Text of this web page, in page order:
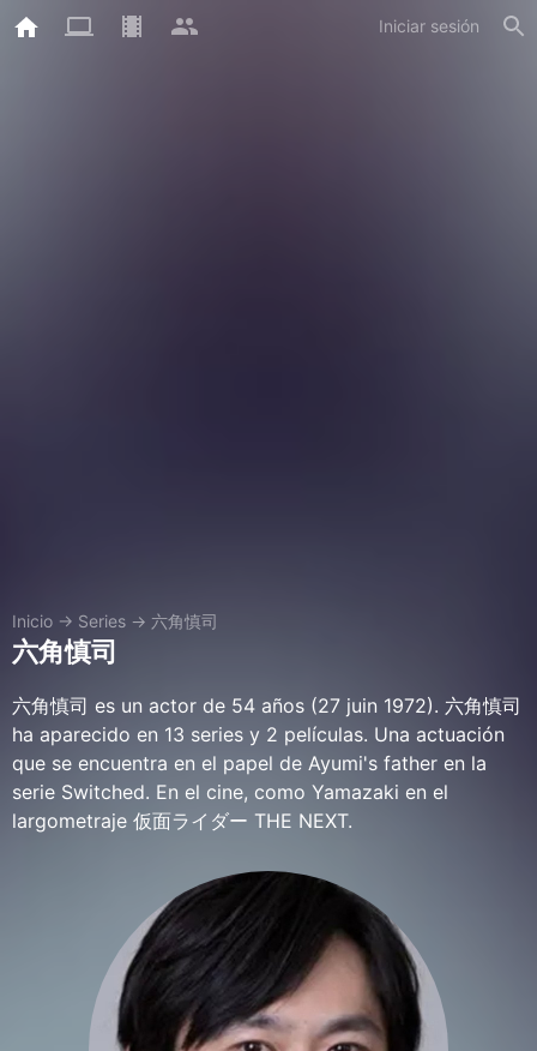
Iniciar sesión
Inicio → Series → 六角慎司
六角慎司
六角慎司 es un actor de 54 años (27 juin 1972). 六角慎司
ha aparecido en 13 series y 2 películas. Una actuación
que se encuentra en el papel de Ayumi's father en la
serie Switched. En el cine, como Yamazaki en el
largometraje 仮面ライダー THE NEXT.